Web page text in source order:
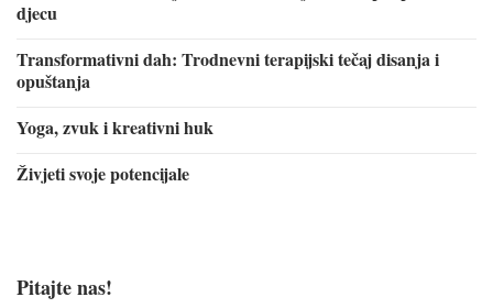
djecu
Transformativni dah: Trodnevni terapijski tečaj disanja i
opuštanja
Yoga, zvuk i kreativni huk
Živjeti svoje potencijale
Pitajte nas!